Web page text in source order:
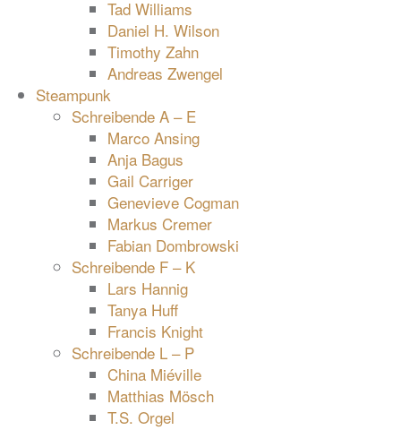
Tad Williams
Daniel H. Wilson
Timothy Zahn
Andreas Zwengel
Steampunk
Schreibende A – E
Marco Ansing
Anja Bagus
Gail Carriger
Genevieve Cogman
Markus Cremer
Fabian Dombrowski
Schreibende F – K
Lars Hannig
Tanya Huff
Francis Knight
Schreibende L – P
China Miéville
Matthias Mösch
T.S. Orgel